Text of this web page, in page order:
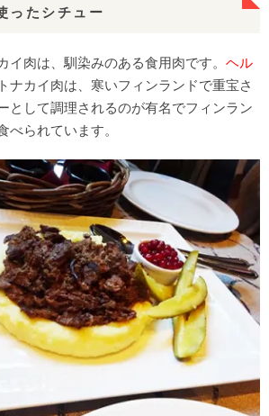
ったシチュー
イ肉は、馴染みのある食用肉です。 ヘル
トナカイ肉は、寒いフィンランドで重宝さ
として調理されるのが有名でフィンラン
べられています。